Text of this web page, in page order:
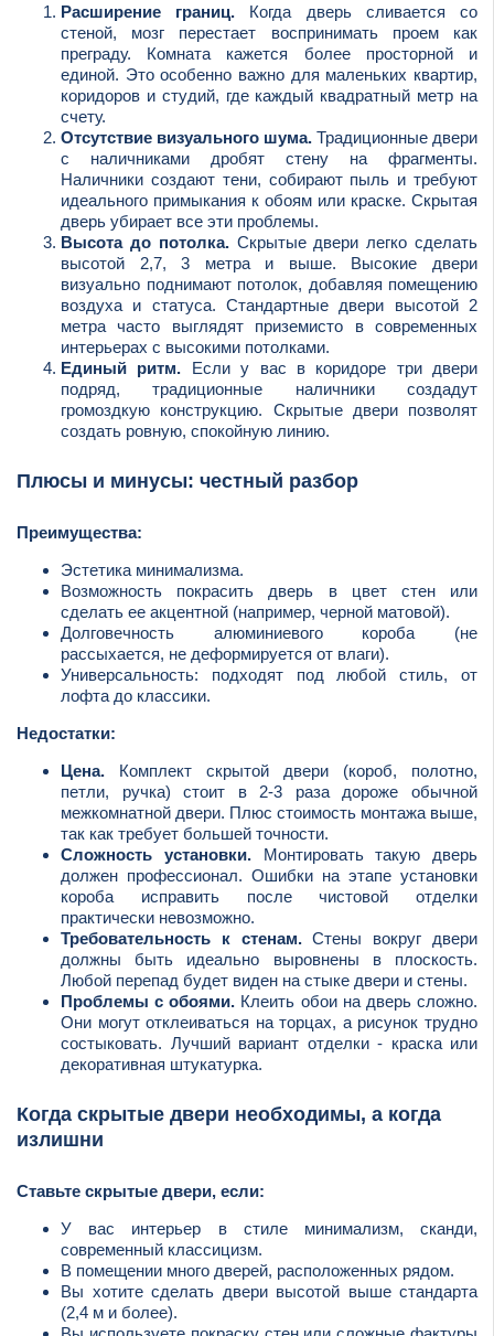
Расширение границ. Когда дверь сливается со
стеной, мозг перестает воспринимать проем как
преграду. Комната кажется более просторной и
единой. Это особенно важно для маленьких квартир,
коридоров и студий, где каждый квадратный метр на
счету.
Отсутствие визуального шума. Традиционные двери
с наличниками дробят стену на фрагменты.
Наличники создают тени, собирают пыль и требуют
идеального примыкания к обоям или краске. Скрытая
дверь убирает все эти проблемы.
Высота до потолка.Скрытые двери легко сделать
высотой 2,7, 3 метра и выше. Высокие двери
визуально поднимают потолок, добавляя помещению
воздуха и статуса. Стандартные двери высотой 2
метра часто выглядят приземисто в современных
интерьерах с высокими потолками.
Единый ритм. Если у вас в коридоре три двери
подряд, традиционные наличники создадут
громоздкую конструкцию. Скрытые двери позволят
создать ровную, спокойную линию.
Плюсы и минусы: честный разбор
Преимущества:
Эстетика минимализма.
Возможность покрасить дверь в цвет стен или
сделать ее акцентной (например, черной матовой).
Долговечность алюминиевого короба (не
рассыхается, не деформируется от влаги).
Универсальность: подходят под любой стиль, от
лофта до классики.
Недостатки:
Цена. Комплект скрытой двери (короб, полотно,
петли, ручка) стоит в 2-3 раза дороже обычной
межкомнатной двери. Плюс стоимость монтажа выше,
так как требует большей точности.
Сложность установки.Монтировать такую дверь
должен профессионал. Ошибки на этапе установки
короба исправить после чистовой отделки
практически невозможно.
Требовательность к стенам.Стены вокруг двери
должны быть идеально выровнены в плоскость.
Любой перепад будет виден на стыке двери и стены.
Проблемы с обоями. Клеить обои на дверь сложно.
Они могут отклеиваться на торцах, а рисунок трудно
состыковать. Лучший вариант отделки - краска или
декоративная штукатурка.
Когда скрытые двери необходимы, а когда
излишни
Ставьте скрытые двери, если:
У вас интерьер в стиле минимализм, сканди,
современный классицизм.
В помещении много дверей, расположенных рядом.
Вы хотите сделать двери высотой выше стандарта
(2,4 м и более).